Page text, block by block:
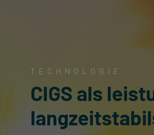
TECHNOLOGIE
CIGS als